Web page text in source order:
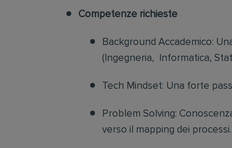
Competenze richieste
Background Accademico:
(Ingegneria, Informatica,
Tech Mindset: Una forte
Problem Solving:
verso il mapping dei processi.